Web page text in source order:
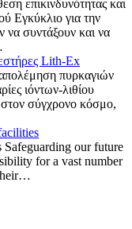
επικινδυνότητας και
Εγκύκλιο για την
να συντάξουν και να
Lith-Ex
πυρκαγιών
ιόντων-λιθίου
σύγχρονο κόσμο,
Safeguarding our future
for a vast number